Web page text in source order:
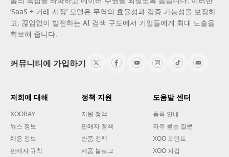
‘SaaS + 거래 시장’ 모델은 무역의 효율성과 검증 가능성을 보장하
고, 끊임없이 발전하는 AI 검색 구도에서 기업들에게 최대 노출을
확보해 줍니다.
커뮤니티에 가입하기
저희에 대해
XOOBAY
뉴스 정보
채용 정보
판매자 규칙
정책 지원
지원 정책
판매자 정책
반품 정책
제품 블로그
도움말 센터
등록 안내
자주 묻는 질문
XOO 포인트
XOO 지갑